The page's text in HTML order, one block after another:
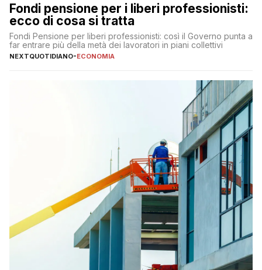
Fondi pensione per i liberi professionisti:
ecco di cosa si tratta
Fondi Pensione per liberi professionisti: così il Governo punta a
far entrare più della metà dei lavoratori in piani collettivi
NEXTQUOTIDIANO-ECONOMIA